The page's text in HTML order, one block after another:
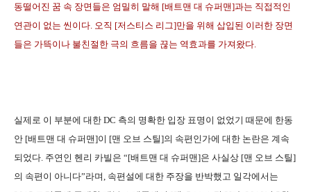
동떨어진 꿈 속 장면들은 엄밀히 말해 [배트맨 대 슈퍼맨]과는 직접적인
연관이 없는 씬이다. 오직 [저스티스 리그]만을 위해 삽입된 이러한 장면
들은 가뜩이나 불친절한 극의 흐름을 끊는 역효과를 가져왔다.
실제로 이 부분에 대한 DC 측의 명확한 입장 표명이 없었기 때문에 한동
안 [배트맨 대 슈퍼맨]이 [맨 오브 스틸]의 속편인가에 대한 논란은 계속
되었다. 주연인 헨리 카빌은 “[배트맨 대 슈퍼맨]은 사실상 [맨 오브 스틸]
의 속편이 아니다”라며, 속편설에 대한 주장을 반박했고 일각에서는